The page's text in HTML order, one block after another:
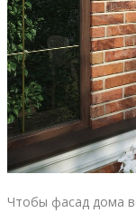
Чтобы фасад дома